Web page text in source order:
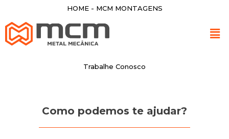
HOME - MCM MONTAGENS
Trabalhe Conosco
Como podemos te ajudar?